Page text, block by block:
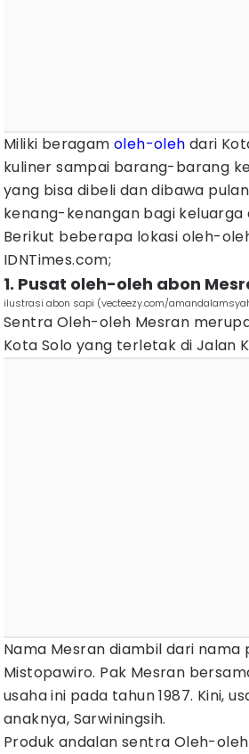
Miliki beragamoleh-oleh dari
kuliner sampai barang-barang
yang bisa dibeli dan dibawa
kenang-kenangan bagi keluarga
Berikut beberapa lokasi oleh-
IDNTimes.com;
1. Pusat oleh-oleh abon
ilustrasi abon sapi (vecteezy.com/
Sentra Oleh-oleh Mesran
Kota Solo yang terletak di Jalan
Nama Mesran diambil dari
Mistopawiro. Pak Mesran
usaha ini pada tahun 1987. Kini,
anaknya, Sarwiningsih.
Produk andalan sentra Oleh-